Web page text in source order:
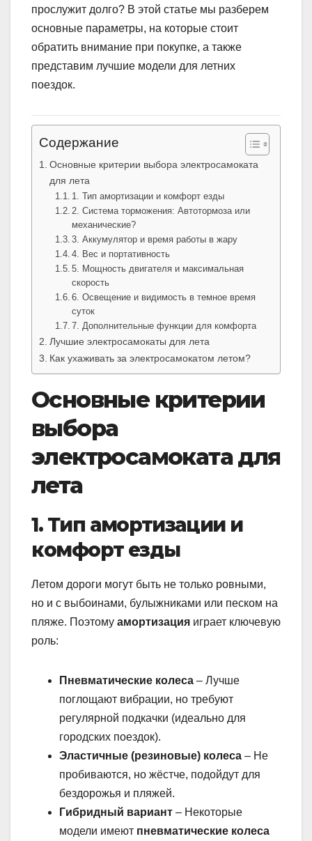
прослужит долго? В этой статье мы разберем
основные параметры, на которые стоит
обратить внимание при покупке, а также
представим лучшие модели для летних
поездок.
Содержание
Основные критерии выбора электросамоката
для лета
1. Тип амортизации и комфорт езды
2. Система торможения: Автотормоза или
механические?
3. Аккумулятор и время работы в жару
4. Вес и портативность
5. Мощность двигателя и максимальная
скорость
6. Освещение и видимость в темное время
суток
7. Дополнительные функции для комфорта
Лучшие электросамокаты для лета
Как ухаживать за электросамокатом летом?
Основные критерии
выбора
электросамоката для
лета
1. Тип амортизации и
комфорт езды
Летом дороги могут быть не только ровными,
но и с выбоинами, булыжниками или песком на
пляже. Поэтому амортизация играет ключевую
роль:
Пневматические колеса – Лучше
поглощают вибрации, но требуют
регулярной подкачки (идеально для
городских поездок).
Эластичные (резиновые) колеса – Не
пробиваются, но жёстче, подойдут для
бездорожья и пляжей.
Гибридный вариант – Некоторые
модели имеют пневматические колеса